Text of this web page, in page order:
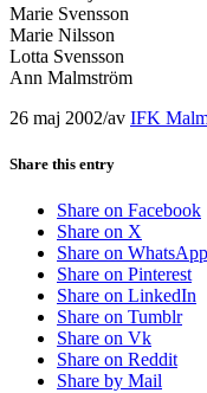
Marie Svensson
Marie Nilsson
Lotta Svensson
Ann Malmström
26 maj 2002/av IFK
Share this entry
Share on Facebook
Share on X
Share on WhatsApp
Share on Pinterest
Share on LinkedIn
Share on Tumblr
Share on Vk
Share on Reddit
Share by Mail